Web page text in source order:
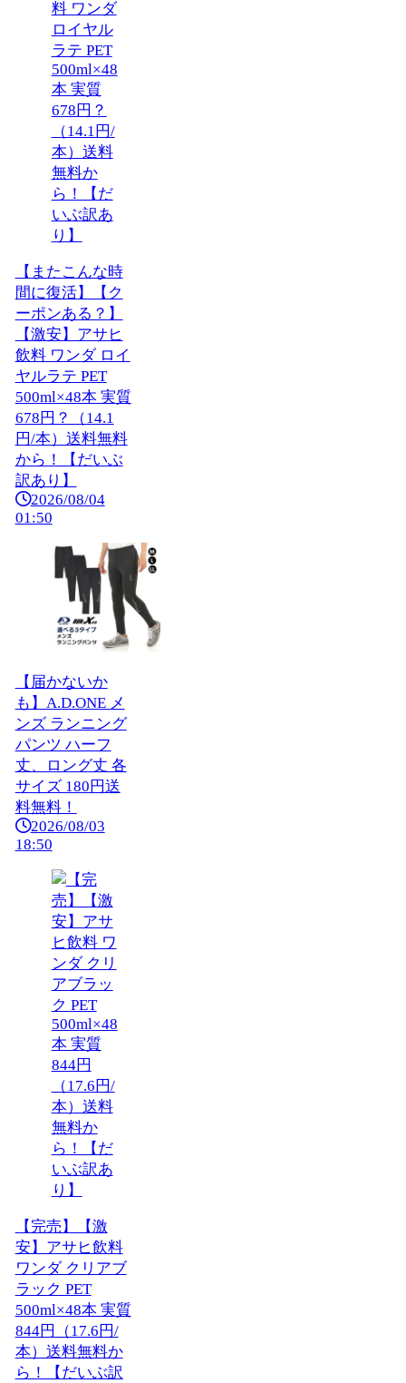
【またこんな時
間に復活】【ク
ーポンある？】
【激安】アサヒ
飲料 ワンダ ロイ
ヤルラテ PET
500ml×48本 実質
678円？（14.1
円/本）送料無料
から！【だいぶ
訳あり】
2026/08/04
01:50
【届かないか
も】A.D.ONE メ
ンズ ランニング
パンツ ハーフ
丈、ロング丈 各
サイズ 180円送
料無料！
2026/08/03
18:50
【完売】【激
安】アサヒ飲料
ワンダ クリアブ
ラック PET
500ml×48本 実質
844円（17.6円/
本）送料無料か
ら！【だいぶ訳